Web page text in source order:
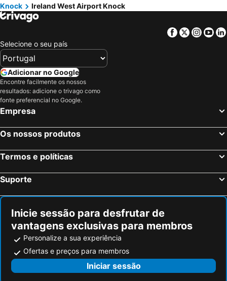
Bank of Ireland
Galway Races
St Stephens Green
Guinness Storehouse
Vicar St
Eyre Square Centre
Annacotty
Catedral Christchurch
Harcourt Street
Phoenix Park
Blackrock
Rathfarnham
Dublin Connolly Station
O Connell Bridge
Rathgar
Marlay Park
Portmarnock Golf Club
Howth Marina
Galway Christmas Market
Knocknacarra
Barna
Alcantilados de Moher
Kildare Village
Marian Shrine Knock
Art T&G Helicopter Tours
Knock
Ireland West Airport Knock
Facebook
Twitter
Selecione o seu país
Adicionar no Google
Encontre facilmente os nossos
resultados: adicione o trivago como
fonte preferencial no Google.
Empresa
Os nossos produtos
Termos e políticas
Suporte
Inicie sessão para desfrutar de
vantagens exclusivas para membros
Personalize a sua experiência
Ofertas e preços para membros
Iniciar sessão